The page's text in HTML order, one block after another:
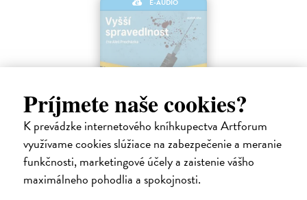
Príjmete naše cookies?
K prevádzke internetového kníhkupectva Artforum
využívame cookies slúžiace na zabezpečenie a meranie
funkčnosti, marketingové účely a zaistenie vášho
maximálneho pohodlia a spokojnosti.
E-AUDIO
Vyšší spravedlnost
Hjorth Michael, Rosenfeldt Hans| Elektronická audiokniha
Co když je spravedlnost slepá a vrahové zůstávají na svobodě? Pak
musí přijít někdo, kdo je nenechá uniknout bez trestu.
Na stiahnutie ako